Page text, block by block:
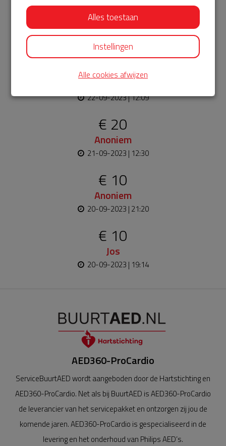
€ 5
Marvin
22-09-2023 | 12:50
€ 10
Anna
22-09-2023 | 12:09
€ 20
Anoniem
21-09-2023 | 12:30
€ 10
Anoniem
20-09-2023 | 21:20
€ 10
Jos
20-09-2023 | 19:14
AED360-ProCardio
ServiceBuurtAED wordt aangeboden door de Hartstichting en
AED360-ProCardio. Net als bij BuurtAED is AED360-ProCardio
de leverancier van het servicepakket en ontzorgen zij jou de
komende jaren. AED360-ProCardio is gespecialiseerd in de
levering en het onderhoud van Philips AED’s.
Alles toestaan
Instellingen
Alle cookies afwijzen